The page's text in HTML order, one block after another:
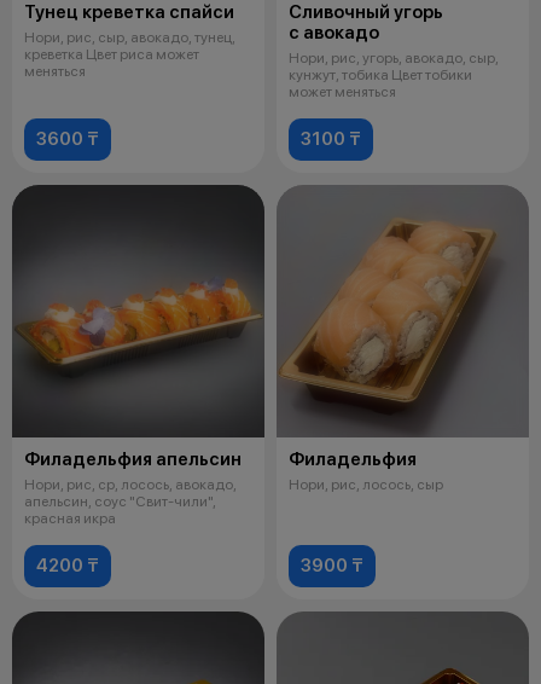
Тунец креветка спайси
Нори, рис, сыр, авокадо, тунец,
креветка Цвет риса может
меняться
3600 ₸
Сливочный угорь
с авокадо
Нори, рис, угорь, авокадо, сыр,
кунжут, тобика Цвет тобики
может меняться
3100 ₸
Филадельфия апельсин
Нори, рис, ср, лосось, авокадо,
апельсин, соус "Свит-чили",
красная икра
4200 ₸
Филадельфия
Нори, рис, лосось, сыр
3900 ₸